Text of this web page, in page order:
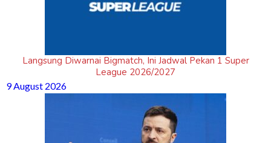
Langsung Diwarnai Bigmatch, Ini Jadwal Pekan 1 Super
League 2026/2027
9 August 2026